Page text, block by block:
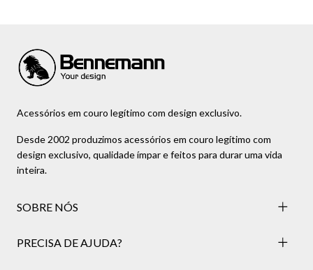
Acessórios em couro legítimo com design exclusivo.
Desde 2002 produzimos acessórios em couro legítimo com
design exclusivo, qualidade ímpar e feitos para durar uma vida
inteira.
SOBRE NÓS
PRECISA DE AJUDA?